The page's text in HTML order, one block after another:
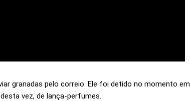
granadas pelo correio. Ele foi detido no momento em
vez, de lança-perfumes.